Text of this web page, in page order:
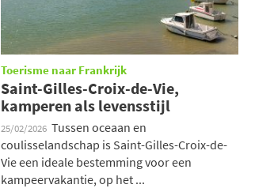
Toerisme naar Frankrijk
Saint-Gilles-Croix-de-Vie,
kamperen als levensstijl
25/02/2026 Tussen oceaan en
coulisselandschap is Saint-Gilles-Croix-de-
Vie een ideale bestemming voor een
kampeervakantie, op het ...